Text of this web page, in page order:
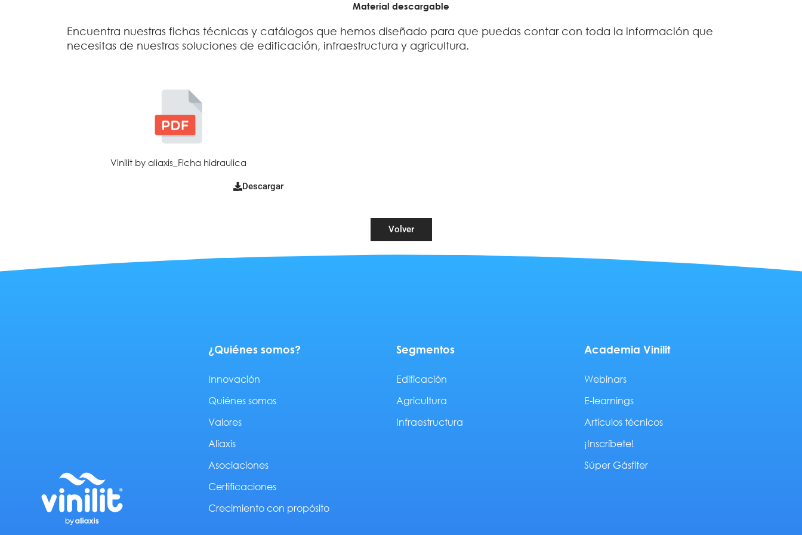
Material descargable
Encuentra nuestras fichas técnicas y catálogos que hemos diseñado para que puedas contar con toda la información que
necesitas de nuestras soluciones de edificación, infraestructura y agricultura.
Vinilit by aliaxis_Ficha hidraulica
Descargar
Volver
¿Quiénes somos?
Innovación
Quiénes somos
Valores
Aliaxis
Asociaciones
Certificaciones
Crecimiento con propósito
Segmentos
Edificación
Agricultura
Infraestructura
Academia Vinilit
Webinars
E-learnings
Artículos técnicos
¡Inscríbete!
Súper Gásfiter